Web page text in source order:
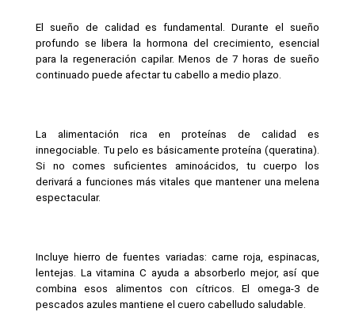
El sueño de calidad es fundamental. Durante el sueño
profundo se libera la hormona del crecimiento, esencial
para la regeneración capilar. Menos de 7 horas de sueño
continuado puede afectar tu cabello a medio plazo.
La alimentación rica en proteínas de calidad es
innegociable. Tu pelo es básicamente proteína (queratina).
Si no comes suficientes aminoácidos, tu cuerpo los
derivará a funciones más vitales que mantener una melena
espectacular.
Incluye hierro de fuentes variadas: carne roja, espinacas,
lentejas. La vitamina C ayuda a absorberlo mejor, así que
combina esos alimentos con cítricos. El omega-3 de
pescados azules mantiene el cuero cabelludo saludable.